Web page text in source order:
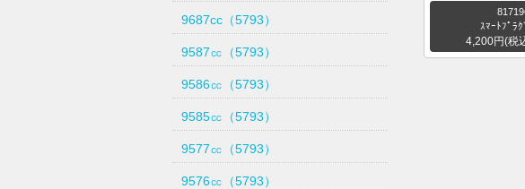
9687cc（5793）
9587㏄（5793）
9586㏄（5793）
9585㏄（5793）
9577㏄（5793）
9576㏄（5793）
ｽﾏｰﾄﾌﾟﾗ
4,200円(税